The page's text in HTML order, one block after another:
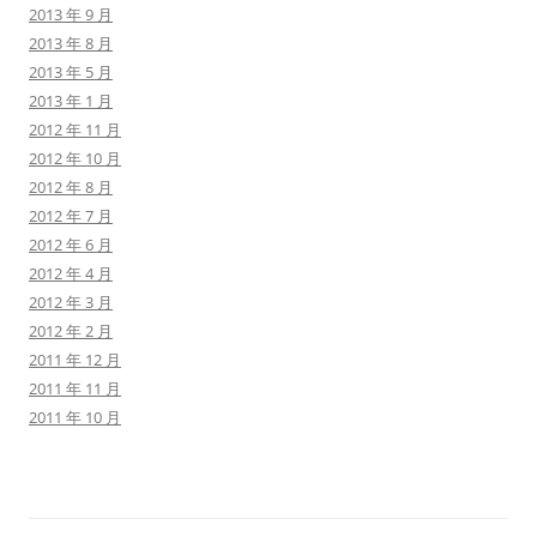
2013 年 9 月
2013 年 8 月
2013 年 5 月
2013 年 1 月
2012 年 11 月
2012 年 10 月
2012 年 8 月
2012 年 7 月
2012 年 6 月
2012 年 4 月
2012 年 3 月
2012 年 2 月
2011 年 12 月
2011 年 11 月
2011 年 10 月